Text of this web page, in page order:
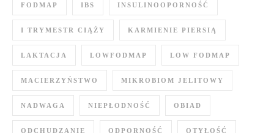
FODMAP IBS INSULINOOPORNOŚĆ
I TRYMESTR CIĄŻY KARMIENIE PIERSIĄ
LAKTACJA LOWFODMAP LOW FODMAP
MACIERZYŃSTWO MIKROBIOM JELITOWY
NADWAGA NIEPŁODNOŚĆ OBIAD
ODCHUDZANIE ODPORNOŚĆ OTYŁOŚĆ